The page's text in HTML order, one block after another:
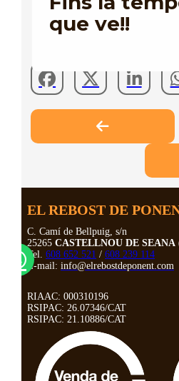
que ve!!
EL REBOST DE
C. Camí de Bellpuig, s/n
25265 CASTELLNOU DE SEANA
Tel. 608 652 521 / 608 239 114
E-mail: info@elrebostdeponent.com
RIAAC: 000310196
RSIPAC: 26.07346/CAT
RSIPAC: 21.10886/CAT